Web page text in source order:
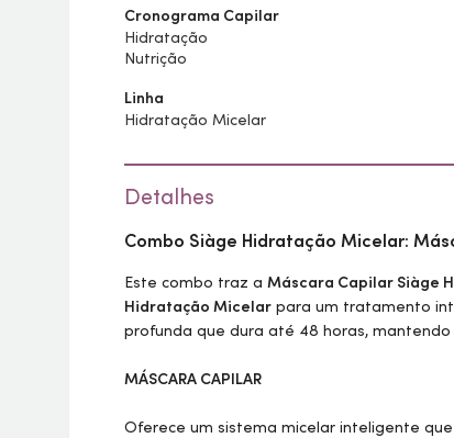
Cronograma Capilar
Hidratação
Nutrição
Linha
Hidratação Micelar
Detalhes
Combo Siàge Hidratação Micelar:
Este combo traz a Máscara Capilar Siàge
Hidratação Micelar para um tratamento
profunda que dura até 48 horas,
MÁSCARA CAPILAR
Oferece um sistema micelar inteligente